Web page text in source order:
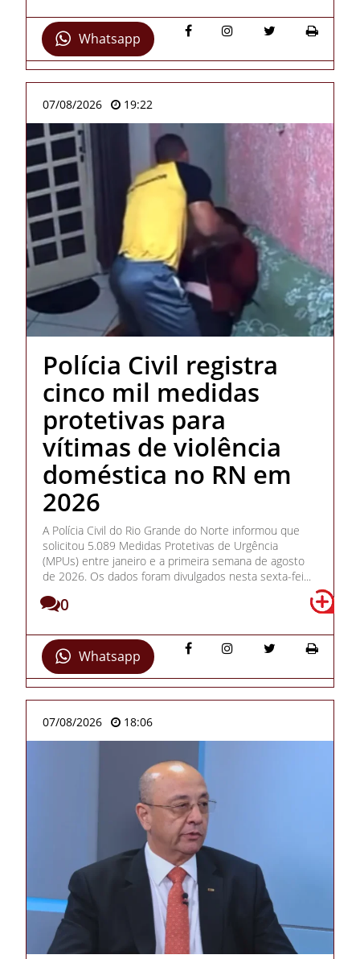
Whatsapp
07/08/2026 19:22
Polícia Civil registra
cinco mil medidas
protetivas para
vítimas de violência
doméstica no RN em
2026
A Polícia Civil do Rio Grande do Norte informou que
solicitou 5.089 Medidas Protetivas de Urgência
(MPUs) entre janeiro e a primeira semana de agosto
de 2026. Os dados foram divulgados nesta sexta-fei...
0
Whatsapp
07/08/2026 18:06